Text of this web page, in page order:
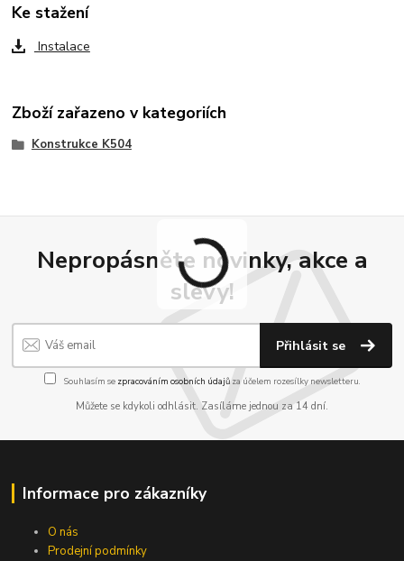
Ke stažení
Instalace
Zboží zařazeno v kategoriích
Konstrukce K504
Nepropásněte novinky, akce a
slevy!
Přihlásit se
Souhlasím se zpracováním osobních údajůza účelem rozesílky newsletteru.
Můžete se kdykoli odhlásit. Zasíláme jednou za 14 dní.
Informace pro zákazníky
O nás
Prodejní podmínky